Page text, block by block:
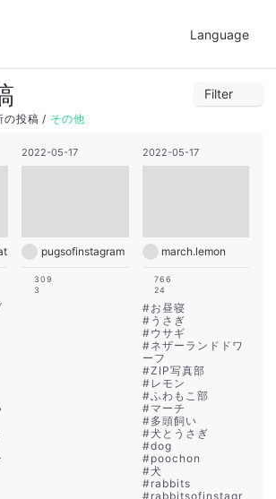
Language
4
5
6 7 8 9 10
11
18
19
20
26
27 30 1
7
15
16 17 18 19 20
21
Filter
の投稿 その他
2022-05-17
pugsofinstagram
309
3
2022-05-17
march.lemon
766
24
#お昼寝
# うさぎ
#ウサギ
#ネザーランドドワ
ーフ
#ZIP写真部
#レモン
#ふわもこ部
#マーチ
#多頭飼い
#犬とうさぎ
#dog
#poochon
#犬
#rabbits
#rabbitsofinstagr